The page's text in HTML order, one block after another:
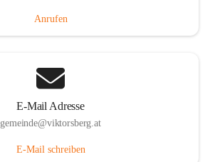
Anrufen
E-Mail Adresse
gemeinde@viktorsberg.at
E-Mail schreiben